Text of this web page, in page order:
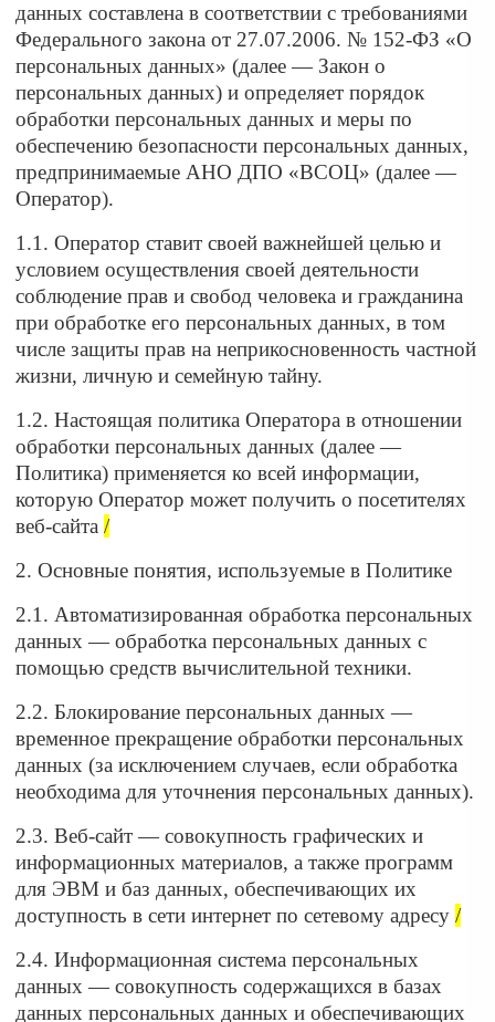
данных составлена в соответствии с требованиями
Федерального закона от 27.07.2006. № 152-ФЗ «О
персональных данных» (далее — Закон о
персональных данных) и определяет порядок
обработки персональных данных и меры по
обеспечению безопасности персональных данных,
предпринимаемые АНО ДПО «ВСОЦ» (далее —
Оператор).
1.1. Оператор ставит своей важнейшей целью и
условием осуществления своей деятельности
соблюдение прав и свобод человека и гражданина
при обработке его персональных данных, в том
числе защиты прав на неприкосновенность частной
жизни, личную и семейную тайну.
1.2. Настоящая политика Оператора в отношении
обработки персональных данных (далее —
Политика) применяется ко всей информации,
которую Оператор может получить о посетителях
веб-сайта /
2. Основные понятия, используемые в Политике
2.1. Автоматизированная обработка персональных
данных — обработка персональных данных с
помощью средств вычислительной техники.
2.2. Блокирование персональных данных —
временное прекращение обработки персональных
данных (за исключением случаев, если обработка
необходима для уточнения персональных данных).
2.3. Веб-сайт — совокупность графических и
информационных материалов, а также программ
для ЭВМ и баз данных, обеспечивающих их
доступность в сети интернет по сетевому адресу /
2.4. Информационная система персональных
данных — совокупность содержащихся в базах
данных персональных данных и обеспечивающих